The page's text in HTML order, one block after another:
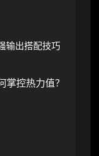
输出搭配技巧